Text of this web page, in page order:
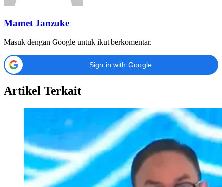
Mamet Janzuke
Masuk dengan Google untuk ikut berkomentar.
Sign in with Google
Artikel Terkait